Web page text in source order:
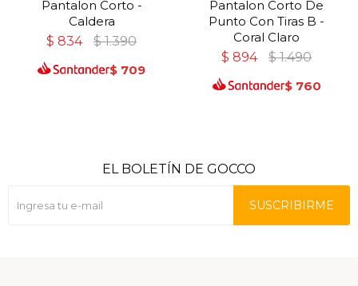
Pantalon Corto -
Caldera
$ 834 $ 1.390
$ 709
Pantalon Corto De
Punto Con Tiras B -
Coral Claro
$ 894 $ 1.490
$ 760
EL BOLETÍN DE GOCCO
SUSCRIBIRME